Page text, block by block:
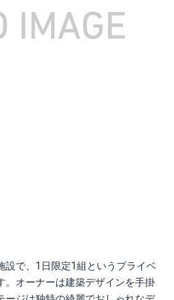
設で、1日限定1組というプライベ
。オーナーは建築デザインを手掛